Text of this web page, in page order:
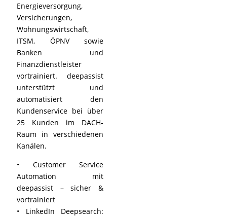
Energieversorgung,
Versicherungen,
Wohnungswirtschaft,
ITSM, ÖPNV sowie
Banken und
Finanzdienstleister
vortrainiert. deepassist
unterstützt und
automatisiert den
Kundenservice bei über
25 Kunden im DACH-
Raum in verschiedenen
Kanälen.
• Customer Service
Automation mit
deepassist – sicher &
vortrainiert
• LinkedIn Deepsearch: